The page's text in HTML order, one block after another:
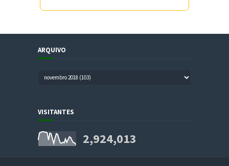
ARQUIVO
VISITANTES
2,924,013